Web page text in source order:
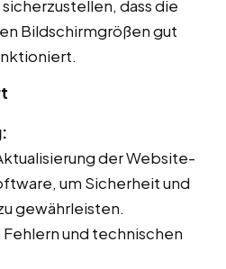
dass die
Bildschirmgrößen gut
der Website-
um Sicherheit und
gewährleisten.
und technischen